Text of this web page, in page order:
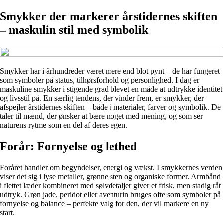
Smykker der markerer årstidernes skiften
– maskulin stil med symbolik
Smykker har i århundreder været mere end blot pynt – de har fungeret
som symboler på status, tilhørsforhold og personlighed. I dag er
maskuline smykker i stigende grad blevet en måde at udtrykke identitet
og livsstil på. En særlig tendens, der vinder frem, er smykker, der
afspejler årstidernes skiften – både i materialer, farver og symbolik. De
taler til mænd, der ønsker at bære noget med mening, og som ser
naturens rytme som en del af deres egen.
Forår: Fornyelse og lethed
Foråret handler om begyndelser, energi og vækst. I smykkernes verden
viser det sig i lyse metaller, grønne sten og organiske former. Armbånd
i flettet læder kombineret med sølvdetaljer giver et frisk, men stadig råt
udtryk. Grøn jade, peridot eller aventurin bruges ofte som symboler på
fornyelse og balance – perfekte valg for den, der vil markere en ny
start.